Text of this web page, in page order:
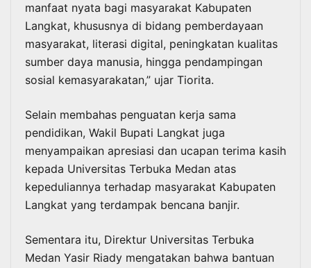
manfaat nyata bagi masyarakat Kabupaten
Langkat, khususnya di bidang pemberdayaan
masyarakat, literasi digital, peningkatan kualitas
sumber daya manusia, hingga pendampingan
sosial kemasyarakatan,” ujar Tiorita.
Selain membahas penguatan kerja sama
pendidikan, Wakil Bupati Langkat juga
menyampaikan apresiasi dan ucapan terima kasih
kepada Universitas Terbuka Medan atas
kepeduliannya terhadap masyarakat Kabupaten
Langkat yang terdampak bencana banjir.
Sementara itu, Direktur Universitas Terbuka
Medan Yasir Riady mengatakan bahwa bantuan